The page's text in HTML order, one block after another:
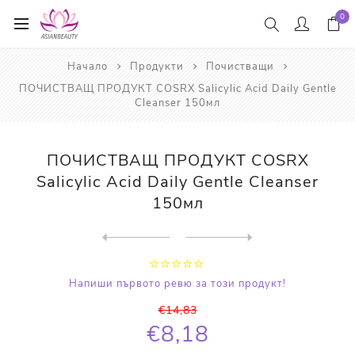
0
Начало Продукти
Почистващи
ПОЧИСТВАЩ ПРОДУКТ COSRX Salicylic Acid Daily Gentle
Cleanser 150мл
ПОЧИСТВАЩ ПРОДУКТ COSRX
Salicylic Acid Daily Gentle Cleanser
150мл
Напиши първото ревю за този продукт!
€14,83
€8,18